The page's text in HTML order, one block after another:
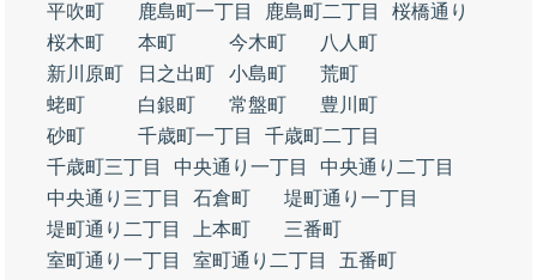
平吹町
鹿島町一丁目 鹿島町二丁目
桜橋通り
桜木町
本町 今木町
八人町
新川原町
日之出町 小島町
荒町
蛯町
白銀町 常盤町
豊川町
砂町
千歳町一丁目
千歳町二丁目
千歳町三丁目
中央通り一丁目
中央通り二丁目
中央通り三丁目
石倉町
堤町通り一丁目
堤町通り二丁目
上本町
三番町
室町通り一丁目
室町通り二丁目
五番町